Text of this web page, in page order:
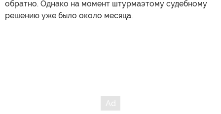
обратно. Однако на момент штурмаэтому судебному
решению уже было около месяца.